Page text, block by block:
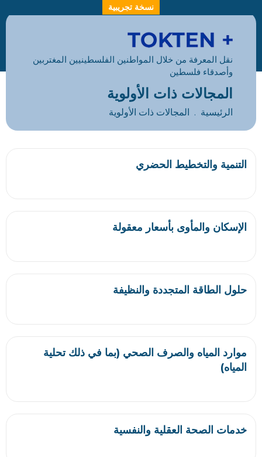
نسخة تجريبية
نقل المعرفة من خلال المواطنين الفلسطينيين المغتربين
وأصدقاء فلسطين
المجالات ذات الأولوية
الرئيسية المجالات ذات الأولوية
التنمية والتخطيط الحضري
الإسكان والمأوى بأسعار معقولة
حلول الطاقة المتجددة والنظيفة
موارد المياه والصرف الصحي (بما في ذلك تحلية
المياه)
خدمات الصحة العقلية والنفسية